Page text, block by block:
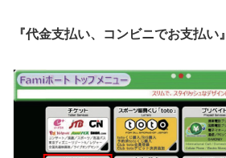
『代金支払い、コンビニでお支払い』